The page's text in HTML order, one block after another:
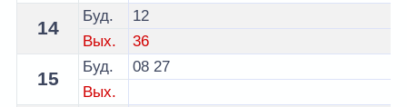
14
Буд.
12
Вых.
36
15
Буд. 08 27
Вых.